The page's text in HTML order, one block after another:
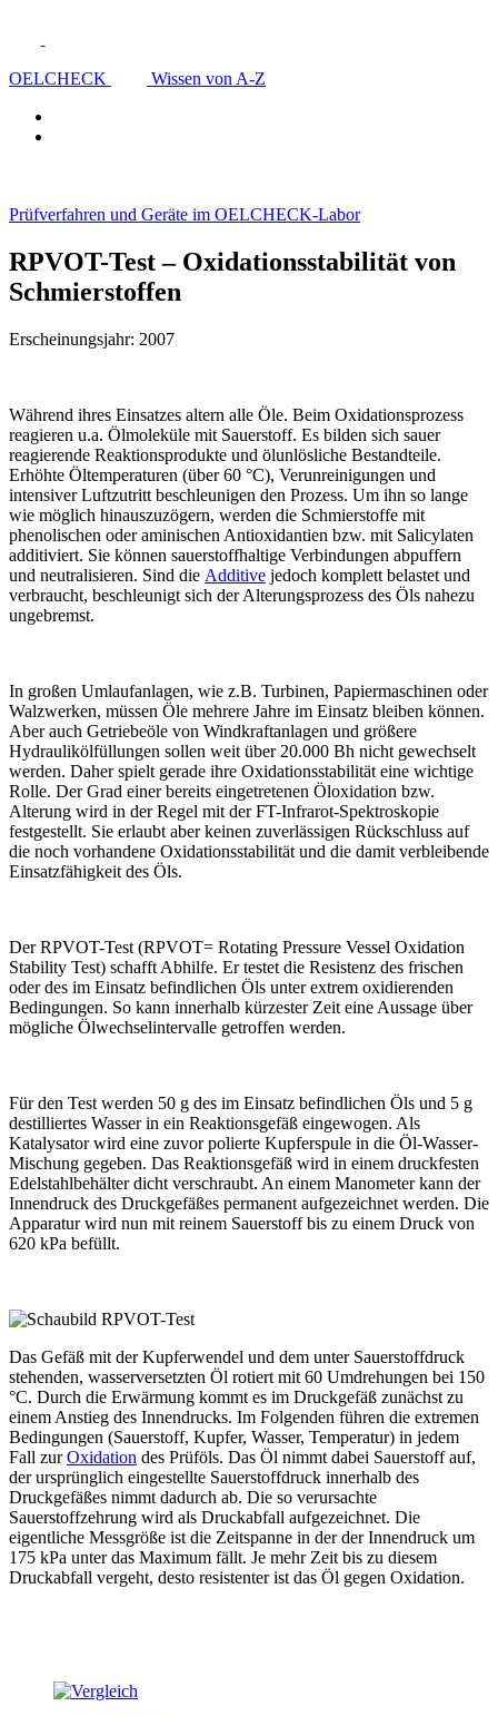
OELCHECK Wissen von A-Z
Prüfverfahren und Geräte im OELCHECK-Labor
RPVOT-Test – Oxidationsstabilität von
Schmierstoffen
Erscheinungsjahr: 2007
Während ihres Einsatzes altern alle Öle. Beim Oxidationsprozess
reagieren u.a. Ölmoleküle mit Sauerstoff. Es bilden sich sauer
reagierende Reaktionsprodukte und ölunlösliche Bestandteile.
Erhöhte Öltemperaturen (über 60 °C), Verunreinigungen und
intensiver Luftzutritt beschleunigen den Prozess. Um ihn so lange
wie möglich hinauszuzögern, werden die Schmierstoffe mit
phenolischen oder aminischen Antioxidantien bzw. mit Salicylaten
additiviert. Sie können sauerstoffhaltige Verbindungen abpuffern
und neutralisieren. Sind die Additive jedoch komplett belastet und
verbraucht, beschleunigt sich der Alterungsprozess des Öls nahezu
ungebremst.
In großen Umlaufanlagen, wie z.B. Turbinen, Papiermaschinen oder
Walzwerken, müssen Öle mehrere Jahre im Einsatz bleiben können.
Aber auch Getriebeöle von Windkraftanlagen und größere
Hydraulikölfüllungen sollen weit über 20.000 Bh nicht gewechselt
werden. Daher spielt gerade ihre Oxidationsstabilität eine wichtige
Rolle. Der Grad einer bereits eingetretenen Öloxidation bzw.
Alterung wird in der Regel mit der FT-Infrarot-Spektroskopie
festgestellt. Sie erlaubt aber keinen zuverlässigen Rückschluss auf
die noch vorhandene Oxidationsstabilität und die damit verbleibende
Einsatzfähigkeit des Öls.
Der RPVOT-Test (RPVOT= Rotating Pressure Vessel Oxidation
Stability Test) schafft Abhilfe. Er testet die Resistenz des frischen
oder des im Einsatz befindlichen Öls unter extrem oxidierenden
Bedingungen. So kann innerhalb kürzester Zeit eine Aussage über
mögliche Ölwechselintervalle getroffen werden.
Für den Test werden 50 g des im Einsatz befindlichen Öls und 5 g
destilliertes Wasser in ein Reaktionsgefäß eingewogen. Als
Katalysator wird eine zuvor polierte Kupferspule in die Öl-Wasser-
Mischung gegeben. Das Reaktionsgefäß wird in einem druckfesten
Edelstahlbehälter dicht verschraubt. An einem Manometer kann der
Innendruck des Druckgefäßes permanent aufgezeichnet werden. Die
Apparatur wird nun mit reinem Sauerstoff bis zu einem Druck von
620 kPa befüllt.
Das Gefäß mit der Kupferwendel und dem unter Sauerstoffdruck
stehenden, wasserversetzten Öl rotiert mit 60 Umdrehungen bei 150
°C. Durch die Erwärmung kommt es im Druckgefäß zunächst zu
einem Anstieg des Innendrucks. Im Folgenden führen die extremen
Bedingungen (Sauerstoff, Kupfer, Wasser, Temperatur) in jedem
Fall zurOxidation des Prüföls. Das Öl nimmt dabei Sauerstoff auf,
der ursprünglich eingestellte Sauerstoffdruck innerhalb des
Druckgefäßes nimmt dadurch ab. Die so verursachte
Sauerstoffzehrung wird als Druckabfall aufgezeichnet. Die
eigentliche Messgröße ist die Zeitspanne in der der Innendruck um
175 kPa unter das Maximum fällt. Je mehr Zeit bis zu diesem
Druckabfall vergeht, desto resistenter ist das Öl gegen Oxidation.